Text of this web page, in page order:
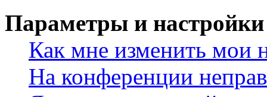
Параметры и настройки
Как мне изменить мои
На конференции